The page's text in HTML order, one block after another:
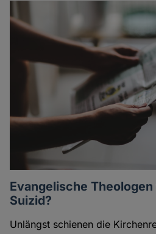
Evangelische
Suizid?
Unlängst schienen die